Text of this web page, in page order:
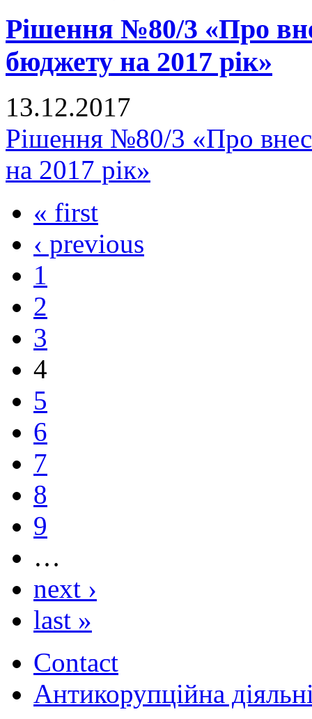
Рішення №80/3 «Про
бюджету на 2017 рік»
13.12.2017
Рішення №80/3 «Про
на 2017 рік»
« first
‹ previous
1
2
3
4
5
6
7
8
9
…
next ›
last »
Contact
Антикорупційна